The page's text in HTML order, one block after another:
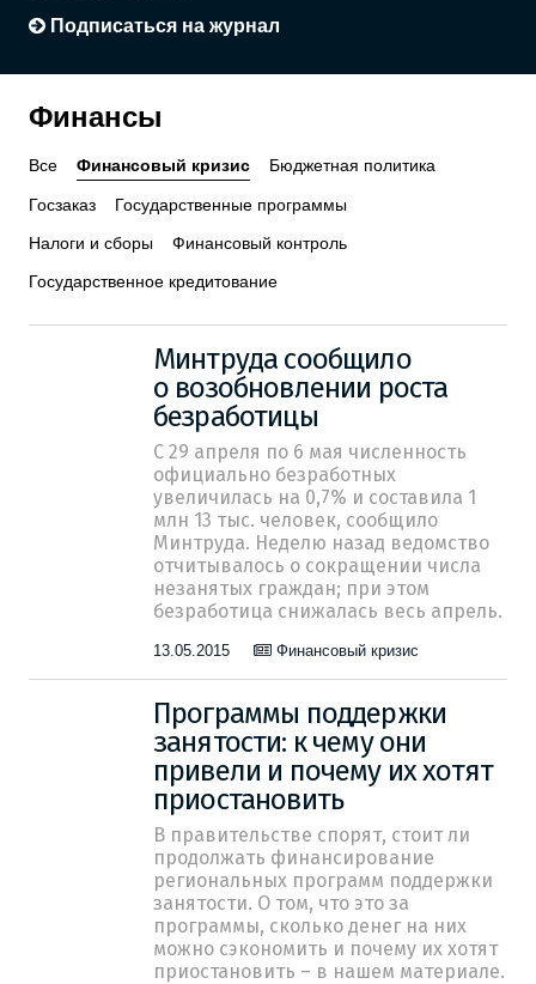
Подписаться на журнал
Финансы
Все Финансовый кризис Бюджетная политика
Госзаказ
Государственные программы
Налоги и сборы
Финансовый контроль
Государственное кредитование
Минтруда сообщило
о возобновлении роста
безработицы
С 29 апреля по 6 мая численность
официально безработных
увеличилась на 0,7% и составила 1
млн 13 тыс. человек, сообщило
Минтруда. Неделю назад ведомство
отчитывалось о сокращении числа
незанятых граждан; при этом
безработица снижалась весь апрель.
13.05.2015 Финансовый кризис
Программы поддержки
занятости: к чему они
привели и почему их хотят
приостановить
В правительстве спорят, стоит ли
продолжать финансирование
региональных программ поддержки
занятости. О том, что это за
программы, сколько денег на них
можно сэкономить и почему их хотят
приостановить – в нашем материале.